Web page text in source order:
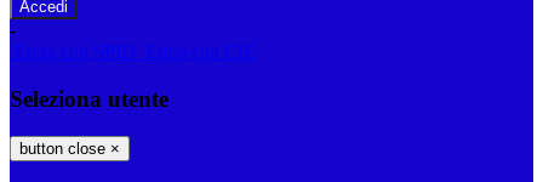
-
Entra con SPID
Entra con CIE
Seleziona utente
button close ×